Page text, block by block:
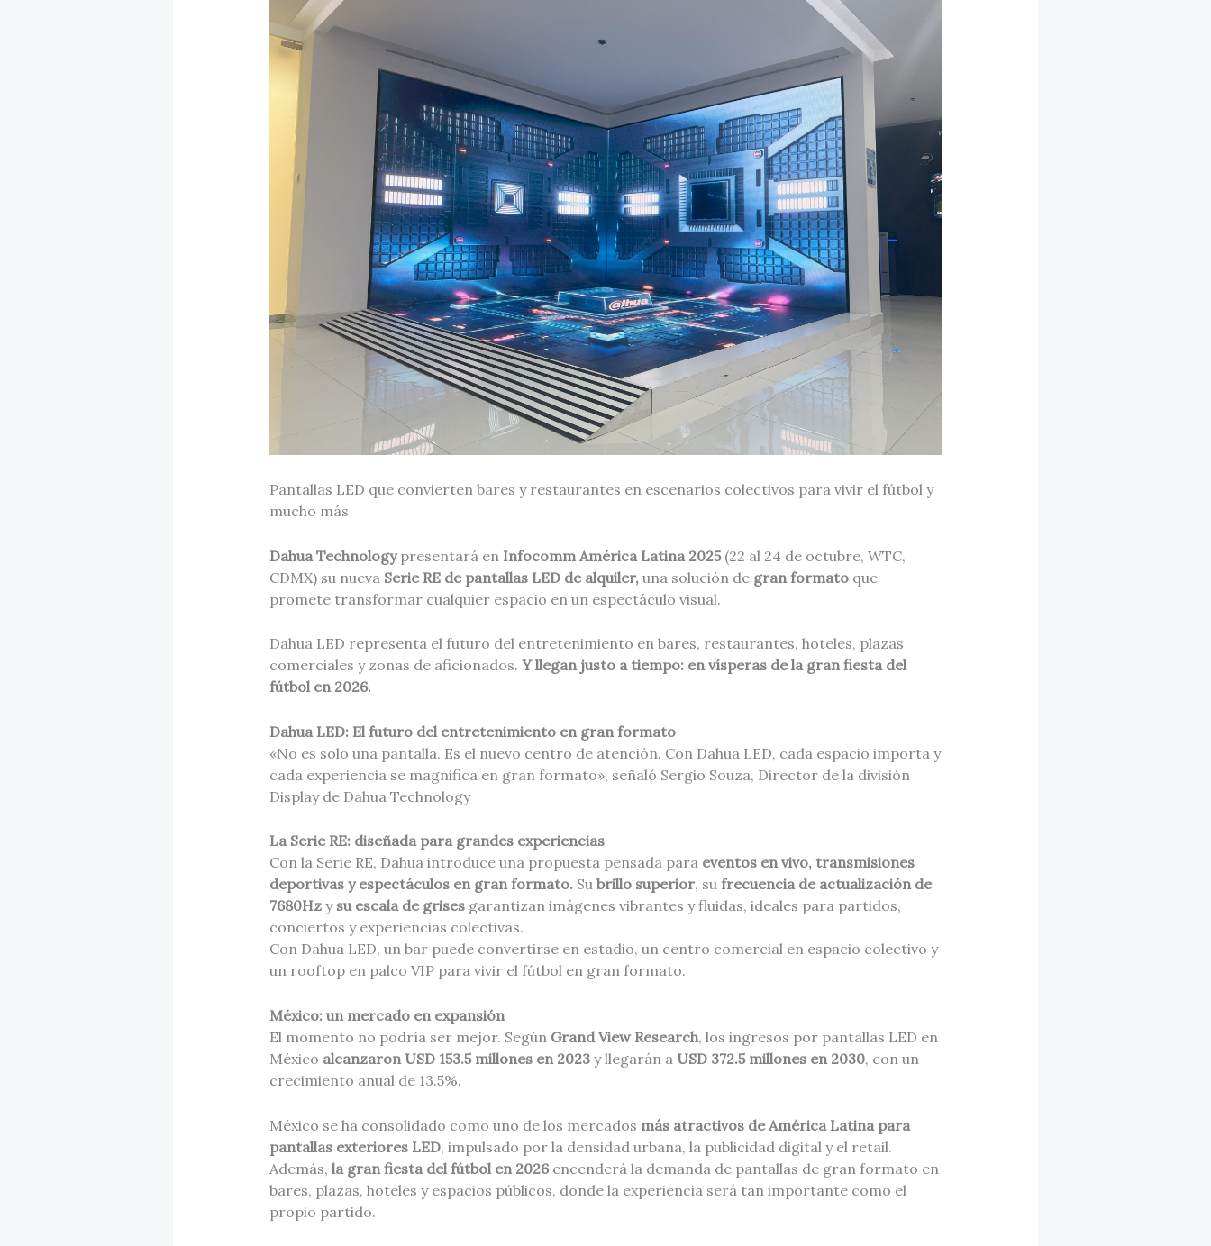
Pantallas LED que convierten bares y restaurantes en escenarios colectivos para vivir el fútbol y
mucho más
Dahua Technologypresentará en Infocomm América Latina 2025 (22 al 24 de octubre, WTC,
CDMX) su nueva Serie RE de pantallas LED de alquiler, una solución degran formato que
promete transformar cualquier espacio en un espectáculo visual.
Dahua LED representa el futuro del entretenimiento en bares, restaurantes, hoteles, plazas
comerciales y zonas de aficionados. Y llegan justo a tiempo: en vísperas de la gran fiesta del
fútbol en 2026.
Dahua LED: El futuro del entretenimiento en gran formato
«No es solo una pantalla. Es el nuevo centro de atención. Con Dahua LED, cada espacio importa y
cada experiencia se magnifica en gran formato», señaló Sergio Souza, Director de la división
Display de Dahua Technology
La Serie RE: diseñada para grandes experiencias
Con la Serie RE, Dahua introduce una propuesta pensada para eventos en vivo, transmisiones
deportivas y espectáculos en gran formato.Su brillo superior, su frecuencia de actualización de
7680Hzy su escala de grises garantizan imágenes vibrantes y fluidas, ideales para partidos,
conciertos y experiencias colectivas.
Con Dahua LED, un bar puede convertirse en estadio, un centro comercial en espacio colectivo y
un rooftop en palco VIP para vivir el fútbol en gran formato.
México: un mercado en expansión
El momento no podría ser mejor. Según Grand View Research, los ingresos por pantallas LED en
México alcanzaron USD 153.5 millones en 2023y llegarán a USD 372.5 millones en 2030, con un
crecimiento anual de 13.5%.
México se ha consolidado como uno de los mercados más atractivos de América Latina para
pantallas exteriores LED, impulsado por la densidad urbana, la publicidad digital y el retail.
Además, la gran fiesta del fútbol en 2026encenderá la demanda de pantallas de gran formato en
bares, plazas, hoteles y espacios públicos, donde la experiencia será tan importante como el
propio partido.